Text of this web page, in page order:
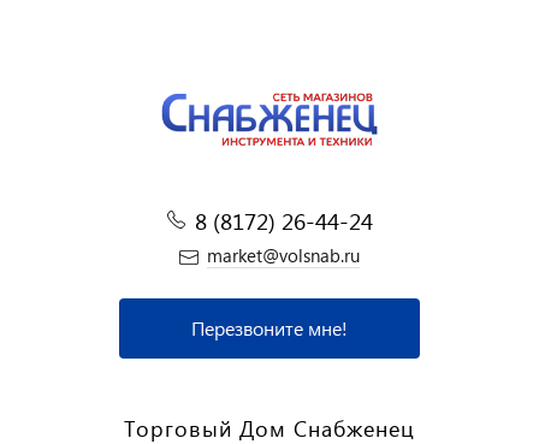
8 (8172) 26-44-24
market@volsnab.ru
Перезвоните мне!
Торговый Дом Снабженец